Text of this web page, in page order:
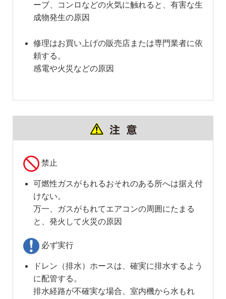
ーブ、コンロなどの火気に触れると、有害な生
成物発生の原因
修理はお買い上げの販売店または専門業者に依
頼する。
感電や火災などの原因
禁止
可燃性ガスがもれるおそれのある所へは据え付
けない。
万一、ガスがもれてエアコンの周囲にたまる
と、発火して火災の原因
必ず実行
ドレン（排水）ホースは、確実に排水するよう
に配管する。
排水経路が不確実な場合、室内機から水もれ